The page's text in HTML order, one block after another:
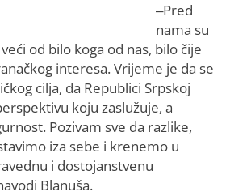
–Pred
nama su
od bilo koga od nas, bilo čije
interesa. Vrijeme je da se
cilja, da Republici Srpskoj
koju zaslužuje, a
Pozivam sve da razlike,
iza sebe i krenemo u
i dostojanstvenu
Blanuša.